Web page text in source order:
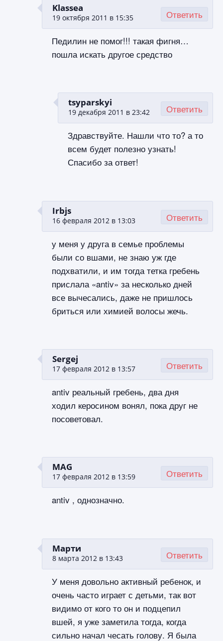
Klassea
19 октября 2011 в 15:35
Педилин не помог!!! такая фигня…
пошла искать другое средство
Ответить
tsyparskyi
19 декабря 2011 в 23:42
Здравствуйте. Нашли что то? а то
всем будет полезно узнать!
Спасибо за ответ!
Ответить
Irbjs
16 февраля 2012 в 13:03
у меня у друга в семье проблемы
были со вшами, не знаю уж где
подхватили, и им тогда тетка гребень
прислала «antiv» за несколько дней
все вычесались, даже не пришлось
бриться или химией волосы жечь.
Ответить
Sergej
17 февраля 2012 в 13:57
antiv реальный гребень, два дня
ходил керосином вонял, пока друг не
посоветовал.
Ответить
MAG
17 февраля 2012 в 13:59
antiv , однозначно.
Ответить
Марти
8 марта 2012 в 13:43
У меня довольно активный ребенок, и
очень часто играет с детьми, так вот
видимо от кого то он и подцепил
вшей, я уже заметила тогда, когда
сильно начал чесать голову. Я была
Ответить